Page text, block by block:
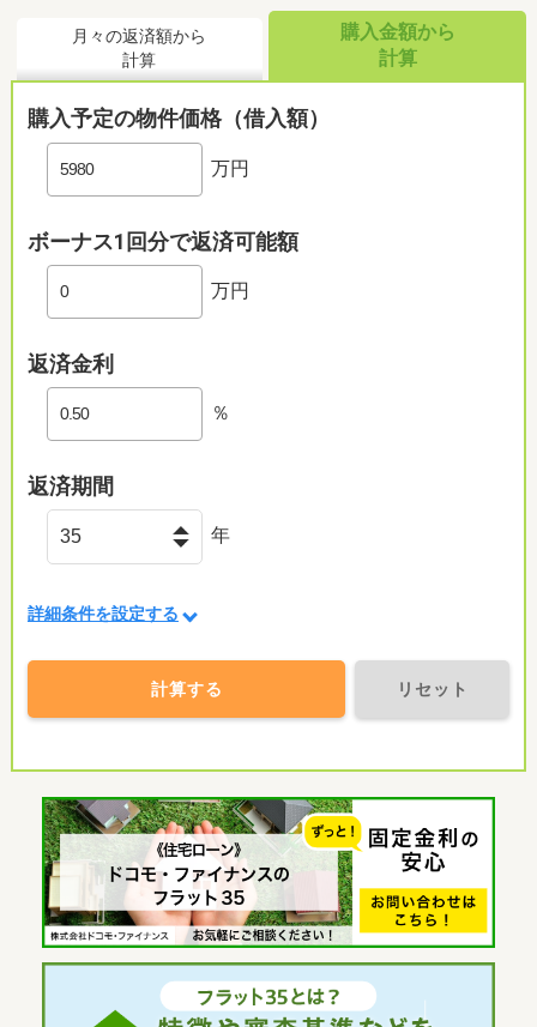
月々の返済額から
計算
購入金額から
計算
購入予定の物件価格（借入額）
万円
ボーナス1回分で返済可能額
万円
返済金利
％
返済期間
年
詳細条件を設定する
計算する リセット